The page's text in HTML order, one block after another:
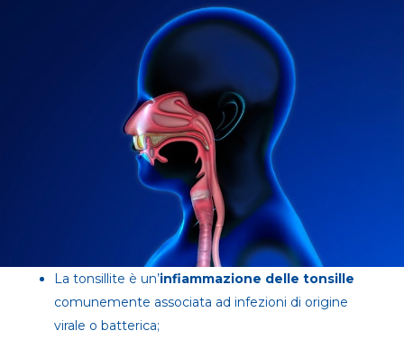
La tonsillite è un’infiammazione delle tonsille
comunemente associata ad infezioni di origine
virale o batterica;